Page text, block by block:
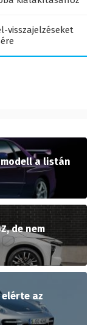
visszajelzéseket
a listán
de nem
elérte az